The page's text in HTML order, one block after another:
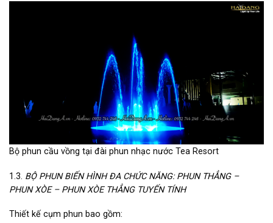
Bộ phun cầu vồng tại đài phun nhạc nước Tea Resort
1.3. BỘ PHUN BIẾN HÌNH ĐA CHỨC NĂNG: PHUN THẲNG –
PHUN XÒE – PHUN XÒE THẲNG TUYẾN TÍNH
Thiết kế cụm phun bao gồm: